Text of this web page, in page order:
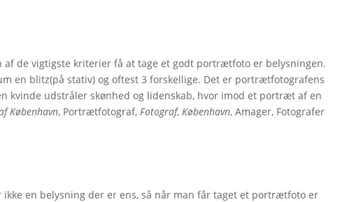
af de vigtigste kriterier få at tage et godt portrætfoto er belysningen.
en blitz(på stativ) og oftest 3 forskellige. Det er portrætfotografens
kvinde udstråler skønhed og lidenskab, hvor imod et portræt af en
København, Portrætfotograf,Fotograf,København, Amager, Fotografer
en belysning der er ens, så når man får taget et portrætfoto er